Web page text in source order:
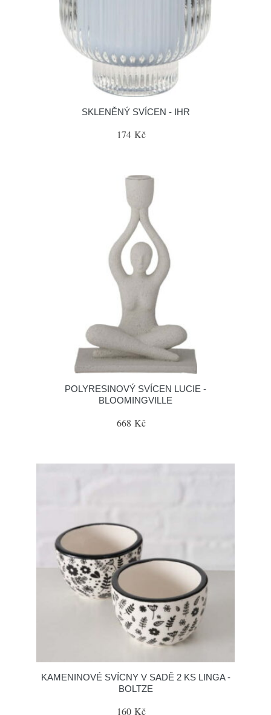
SKLENĚNÝ SVÍCEN - IHR
174 Kč
POLYRESINOVÝ SVÍCEN LUCIE -
BLOOMINGVILLE
668 Kč
KAMENINOVÉ SVÍCNY V SADĚ 2 KS LINGA -
BOLTZE
160 Kč